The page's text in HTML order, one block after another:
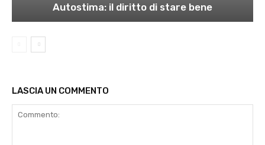
Autostima: il diritto di stare bene
LASCIA UN COMMENTO